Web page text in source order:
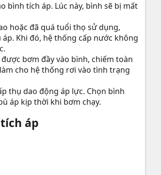
bình tích áp. Lúc này, bình sẽ bị mất
hoặc đã quá tuổi thọ sử dụng,
Khi đó, hệ thống cấp nước không
bơm đầy vào bình, chiếm toàn
cho hệ thống rơi vào tình trạng
thụ dao động áp lực. Chọn bình
áp kịp thời khi bơm chạy.
áp​